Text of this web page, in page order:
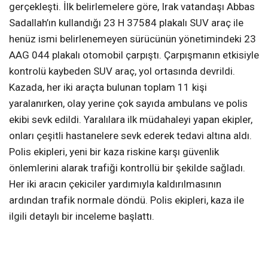
gerçekleşti. İlk belirlemelere göre, Irak vatandaşı Abbas
Sadallah’ın kullandığı 23 H 37584 plakalı SUV araç ile
henüz ismi belirlenemeyen sürücünün yönetimindeki 23
AAG 044 plakalı otomobil çarpıştı. Çarpışmanın etkisiyle
kontrolü kaybeden SUV araç, yol ortasında devrildi.
Kazada, her iki araçta bulunan toplam 11 kişi
yaralanırken, olay yerine çok sayıda ambulans ve polis
ekibi sevk edildi. Yaralılara ilk müdahaleyi yapan ekipler,
onları çeşitli hastanelere sevk ederek tedavi altına aldı.
Polis ekipleri, yeni bir kaza riskine karşı güvenlik
önlemlerini alarak trafiği kontrollü bir şekilde sağladı.
Her iki aracın çekiciler yardımıyla kaldırılmasının
ardından trafik normale döndü. Polis ekipleri, kaza ile
ilgili detaylı bir inceleme başlattı.